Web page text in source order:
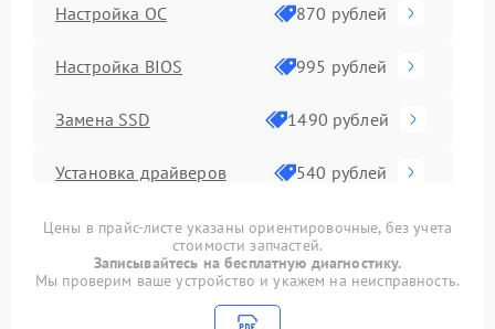
Настройка ОС 870 рублей
Настройка BIOS 995 рублей
Замена SSD 1490 рублей
Установка драйверов 540 рублей
Замена видеочипа 2990 рублей
Замена материнской
платы
1890 рублей
Цены в прайс-листе указаны ориентировочные, без учета
стоимости запчастей.
Записывайтесь на бесплатную диагностику.
Мы проверим ваше устройство и укажем на неисправность.